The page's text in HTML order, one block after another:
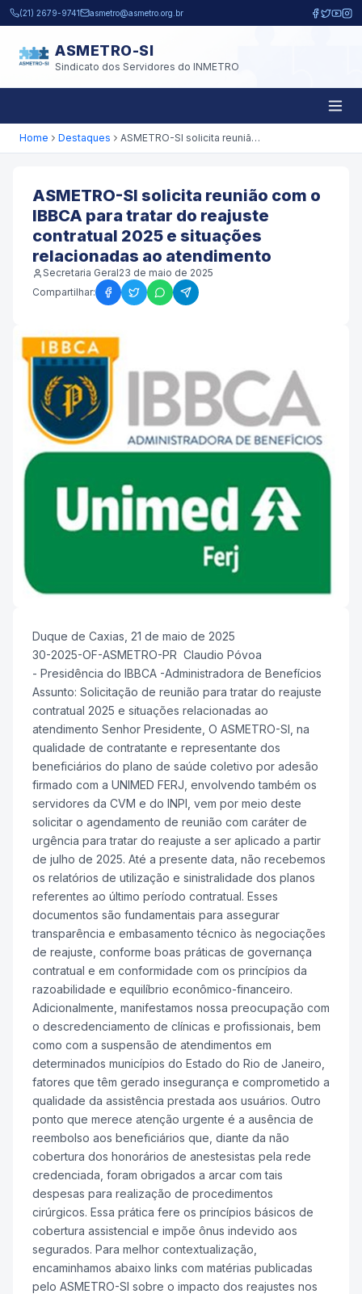
Pular para o conteúdo principal
(21) 2679-9741 asmetro@asmetro.org.br
ASMETRO-SI
Sindicato dos Servidores do INMETRO
Home Destaques ASMETRO-SI solicita reunião com o IBBCA para tratar do reajuste contratual 2025 e situações relacionadas ao atendimento
ASMETRO-SI solicita reunião com o
IBBCA para tratar do reajuste
contratual 2025 e situações
relacionadas ao atendimento
Secretaria Geral23 de maio de 2025
Compartilhar:
Duque de Caxias, 21 de maio de 2025
30-2025-OF-ASMETRO-PR Claudio Póvoa
- Presidência do IBBCA -Administradora de Benefícios
Assunto: Solicitação de reunião para tratar do reajuste
contratual 2025 e situações relacionadas ao
atendimento Senhor Presidente, O ASMETRO-SI, na
qualidade de contratante e representante dos
beneficiários do plano de saúde coletivo por adesão
firmado com a UNIMED FERJ, envolvendo também os
servidores da CVM e do INPI, vem por meio deste
solicitar o agendamento de reunião com caráter de
urgência para tratar do reajuste a ser aplicado a partir
de julho de 2025. Até a presente data, não recebemos
os relatórios de utilização e sinistralidade dos planos
referentes ao último período contratual. Esses
documentos são fundamentais para assegurar
transparência e embasamento técnico às negociações
de reajuste, conforme boas práticas de governança
contratual e em conformidade com os princípios da
razoabilidade e equilíbrio econômico-financeiro.
Adicionalmente, manifestamos nossa preocupação com
o descredenciamento de clínicas e profissionais, bem
como com a suspensão de atendimentos em
determinados municípios do Estado do Rio de Janeiro,
fatores que têm gerado insegurança e comprometido a
qualidade da assistência prestada aos usuários. Outro
ponto que merece atenção urgente é a ausência de
reembolso aos beneficiários que, diante da não
cobertura dos honorários de anestesistas pela rede
credenciada, foram obrigados a arcar com tais
despesas para realização de procedimentos
cirúrgicos. Essa prática fere os princípios básicos de
cobertura assistencial e impõe ônus indevido aos
segurados. Para melhor contextualização,
encaminhamos abaixo links com matérias publicadas
pelo ASMETRO-SI sobre o impacto dos reajustes nos